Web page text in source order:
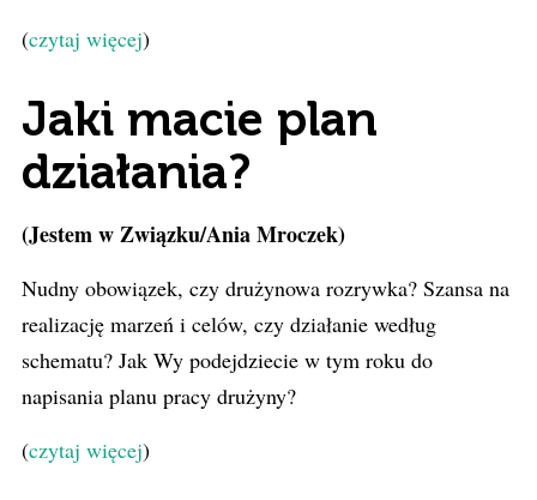
(czytaj więcej)
Jaki macie plan
działania?
(Jestem w Związku/Ania Mroczek)
Nudny obowiązek, czy drużynowa rozrywka? Szansa na
realizację marzeń i celów, czy działanie według
schematu? Jak Wy podejdziecie w tym roku do
napisania planu pracy drużyny?
(czytaj więcej)